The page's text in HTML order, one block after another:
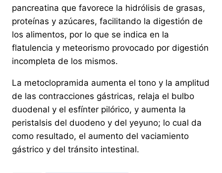
pancreatina que favorece la hidrólisis de grasas,
proteínas y azúcares, facilitando la digestión de
los alimentos, por lo que se indica en la
flatulencia y meteorismo provocado por digestión
incompleta de los mismos.
La metoclopramida aumenta el tono y la amplitud
de las contracciones gástricas, relaja el bulbo
duodenal y el esfínter pilórico, y aumenta la
peristalsis del duodeno y del yeyuno; lo cual da
como resultado, el aumento del vaciamiento
gástrico y del tránsito intestinal.